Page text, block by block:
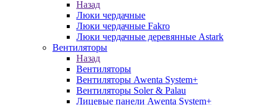
Назад
Люки чердачные
Люки чердачные Fakro
Люки чердачные деревянные Astark
Вентиляторы
Назад
Вентиляторы
Вентиляторы Awenta System+
Вентиляторы Soler & Palau
Лицевые панели Awenta System+